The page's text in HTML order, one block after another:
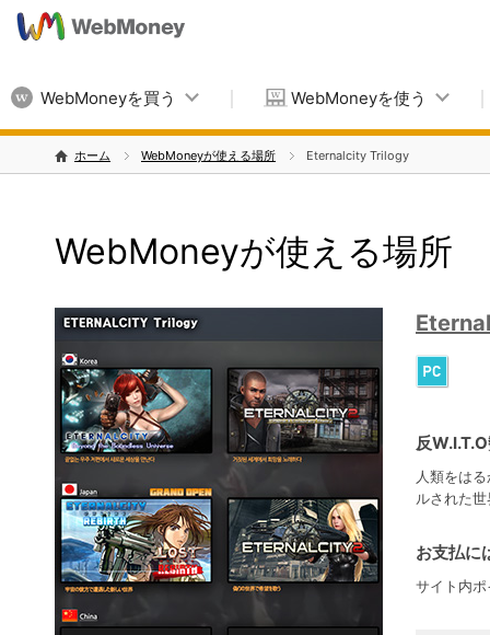
WebMoneyを買う WebMoneyを使う
ホーム WebMoneyが使える場所 Eternalcity Trilogy
WebMoneyが使える場所
反
人類をは
ルされた
お支払に
サイト内